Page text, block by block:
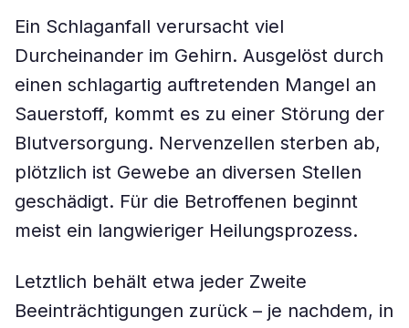
Ein Schlaganfall verursacht viel
Durcheinander im Gehirn. Ausgelöst durch
einen schlagartig auftretenden Mangel an
Sauerstoff, kommt es zu einer Störung der
Blutversorgung. Nervenzellen sterben ab,
plötzlich ist Gewebe an diversen Stellen
geschädigt. Für die Betroffenen beginnt
meist ein langwieriger Heilungsprozess.
Letztlich behält etwa jeder Zweite
Beeinträchtigungen zurück – je nachdem, in